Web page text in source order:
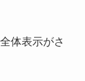
体表示がさ